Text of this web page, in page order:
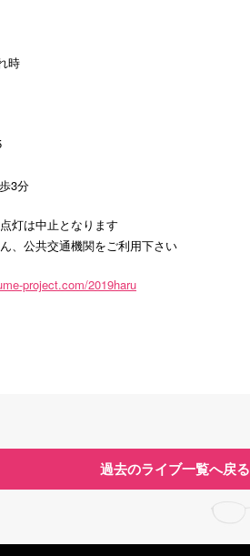
時
3分
灯は中止となります
、公共交通機関をご利用下さい
project.com/2019haru
過去のライブ一覧へ戻る